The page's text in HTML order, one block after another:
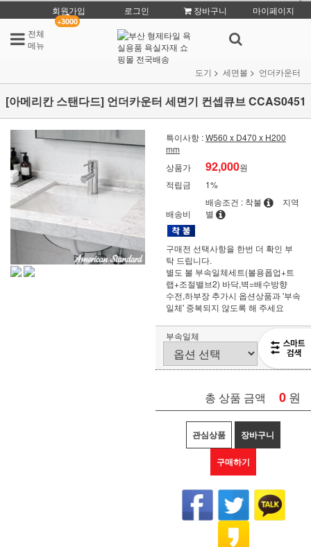
회원가입
+3000
로그인 장바구니
마이페이지
전체
메뉴
도기 세면볼 언더카운터
[아메리칸 스탠다드] 언더카운터 세면기 컨셉큐브 CCAS0451
특이사항 :W560 x D470 x H200
mm
상품가
92,000원
적립금
1%
배송비
배송조건 : 착불
지역
별
구매전 선택사항을 한번 더 확인 부
탁 드립니다.
별도 볼 부속일체세트(볼용폽업+트
랩+조절밸브2) 바닥,벽=배수방향
수전,하부장 추가시 옵션상품과 '부속
일체' 중복되지 않도록 해 주세요
부속일체
총 상품 금액 0 원
관심상품 장바구니
구매하기